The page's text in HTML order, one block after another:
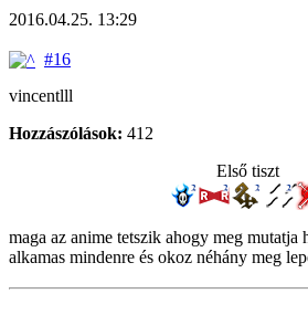
2016.04.25. 13:29
#16
vincentlll
Hozzászólások: 412
Első tiszt
maga az anime tetszik ahogy meg mutatja
alkamas mindenre és okoz néhány meg